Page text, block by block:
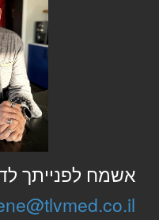
אשמח לפנייתך